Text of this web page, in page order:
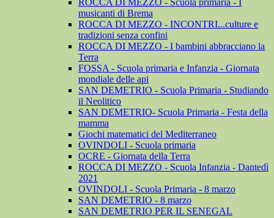
ROCCA DI MEZZO - Scuola primaria - I
musicanti di Brema
ROCCA DI MEZZO - INCONTRI...culture e
tradizioni senza confini
ROCCA DI MEZZO - I bambini abbracciano la
Terra
FOSSA - Scuola primaria e Infanzia - Giornata
mondiale delle api
SAN DEMETRIO - Scuola Primaria - Studiando
il Neolitico
SAN DEMETRIO- Scuola Primaria - Festa della
mamma
Giochi matematici del Mediterraneo
OVINDOLI - Scuola primaria
OCRE - Giornata della Terra
ROCCA DI MEZZO - Scuola Infanzia - Dantedì
2021
OVINDOLI - Scuola Primaria - 8 marzo
SAN DEMETRIO - 8 marzo
SAN DEMETRIO PER IL SENEGAL